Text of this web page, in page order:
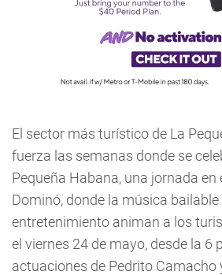
El sector más turístico de La
fuerza las semanas donde se
Pequeña Habana, una jornada en
Dominó, donde la música bailable
entretenimiento animan a los
el viernes 24 de mayo, desde la 6
actuaciones de Pedrito Camacho